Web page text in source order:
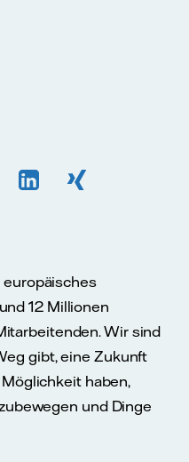
12 Millionen
Wir sind
gibt, eine Zukunft
haben,
und Dinge